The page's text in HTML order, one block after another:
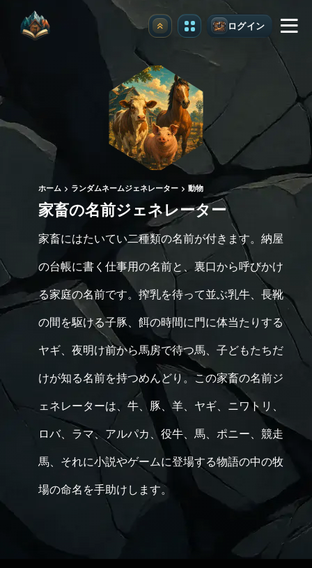
アップグレード ログイン
ホーム ランダムネームジェネレーター 動物
家畜の名前ジェネレーター
家畜にはたいてい二種類の名前が付きます。納屋
の台帳に書く仕事用の名前と、裏口から呼びかけ
る家庭の名前です。搾乳を待って並ぶ乳牛、長靴
の間を駆ける子豚、餌の時間に門に体当たりする
ヤギ、夜明け前から馬房で待つ馬、子どもたちだ
けが知る名前を持つめんどり。この家畜の名前ジ
ェネレーターは、牛、豚、羊、ヤギ、ニワトリ、
ロバ、ラマ、アルパカ、役牛、馬、ポニー、競走
馬、それに小説やゲームに登場する物語の中の牧
場の命名を手助けします。